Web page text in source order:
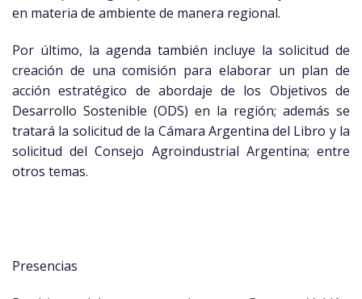
en materia de ambiente de manera regional.
Por último, la agenda también incluye la solicitud de
creación de una comisión para elaborar un plan de
acción estratégico de abordaje de los Objetivos de
Desarrollo Sostenible (ODS) en la región; además se
tratará la solicitud de la Cámara Argentina del Libro y la
solicitud del Consejo Agroindustrial Argentina; entre
otros temas.
Presencias